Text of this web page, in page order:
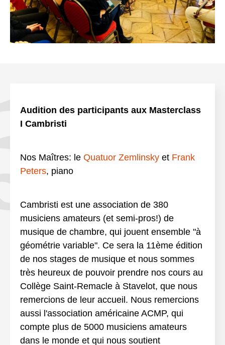
Audition des participants aux Masterclass
I Cambristi
Nos Maîtres: le Quatuor Zemlinsky et Frank
Peters, piano
Cambristi est une association de 380
musiciens amateurs (et semi-pros!) de
musique de chambre, qui jouent ensemble "à
géométrie variable". Ce sera la 11ème édition
de nos stages de musique et nous sommes
très heureux de pouvoir prendre nos cours au
Collège Saint-Remacle à Stavelot, que nous
remercions de leur accueil. Nous remercions
aussi l'association américaine ACMP, qui
compte plus de 5000 musiciens amateurs
dans le monde et qui nous soutient